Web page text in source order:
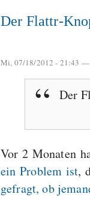
Der Flattr-
Mi, 07/18/2012 - 21:43
Der
Vor 2 Monaten
ein Problem ist,
gefragt, ob